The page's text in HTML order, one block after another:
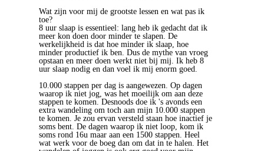
Wat zijn voor mij de grootste lessen en wat pas ik
toe?
8 uur slaap is essentieel: lang heb ik gedacht dat ik
meer kon doen door minder te slapen. De
werkelijkheid is dat hoe minder ik slaap, hoe
minder productief ik ben. Dus de mythe van vroeg
opstaan en meer doen werkt niet bij mij. Ik heb 8
uur slaap nodig en dan voel ik mij enorm goed.
10.000 stappen per dag is aangewezen. Op dagen
waarop ik niet jog, was het moeilijk om aan deze
stappen te komen. Desnoods doe ik 's avonds een
extra wandeling om toch aan mijn 10.000 stappen
te komen. Je zou ervan versteld staan hoe inactief je
soms bent. De dagen waarop ik niet loop, kom ik
soms rond 16u maar aan een 1500 stappen. Heel
wat werk voor de boeg dan om dat in te halen. Het